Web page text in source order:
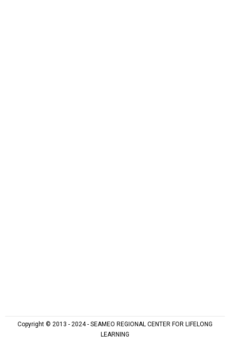
Copyright © 2013 - 2024 - SEAMEO REGIONAL CENTER FOR LIFELONG
LEARNING